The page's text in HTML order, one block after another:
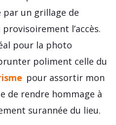
par un grillage de
l’accès.
pour la photo
poliment celle du
pour assortir mon
de rendre hommage à
surannée du lieu.